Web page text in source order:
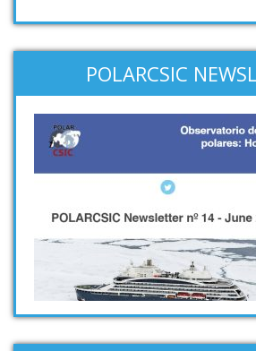
POLARCSIC